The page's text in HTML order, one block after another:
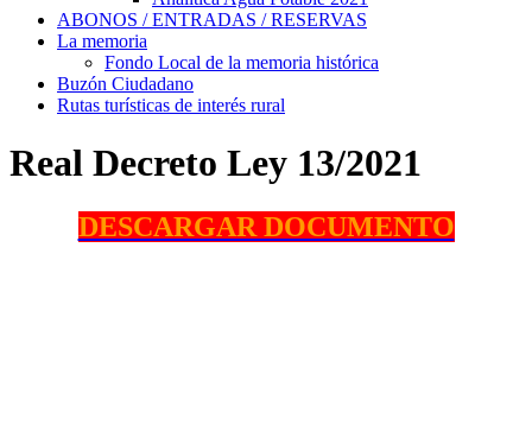
ABONOS / ENTRADAS / RESERVAS
La memoria
Fondo Local de la memoria histórica
Buzón Ciudadano
Rutas turísticas de interés rural
Real Decreto Ley 13/2021
DESCARGAR DOCUMENTO